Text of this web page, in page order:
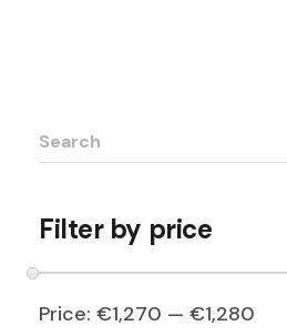
Search
for:
Filter by price
Price:€1,270 —€1,280